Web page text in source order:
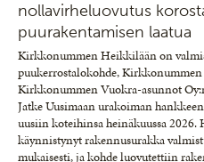
nollavirheluovutus
puurakentamisen laatua
Kirkkonummen Heikkilään on
puukerrostalokohde,
Kirkkonummen Vuokra-asunnot
Jatke Uusimaan urakoiman
uusiin koteihinsa heinäkuussa 2026.
käynnistynyt rakennusurakka
mukaisesti, ja kohde luovutettiin